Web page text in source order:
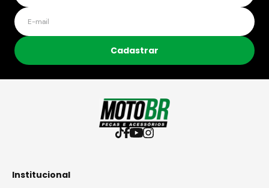
Cadastrar
Institucional